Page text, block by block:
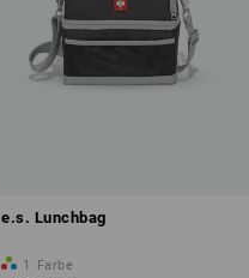
e.s. Lunchbag
1 Farbe